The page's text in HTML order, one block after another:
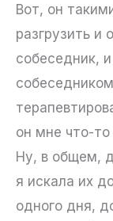
Вот, он
разгрузить и
собеседник,
он мне что-
Ну, в общем,
я искала их
одного дня,